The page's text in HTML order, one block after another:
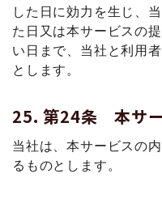
した日に効力を生じ、
た日又は本サービスの
い日まで、当社と利用
とします。
第24条 本サ
当社は、本サービスの
るものとします。